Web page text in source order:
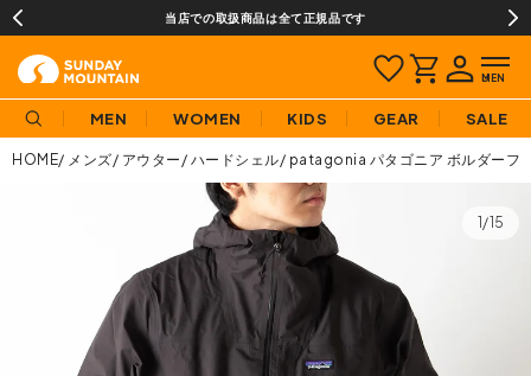
当店での取扱商品は全て正規品です
MEN WOMEN KIDS GEAR SALE
HOME メンズ アウター ハードシェル patagonia パタゴニア ボルダーフ
1/15